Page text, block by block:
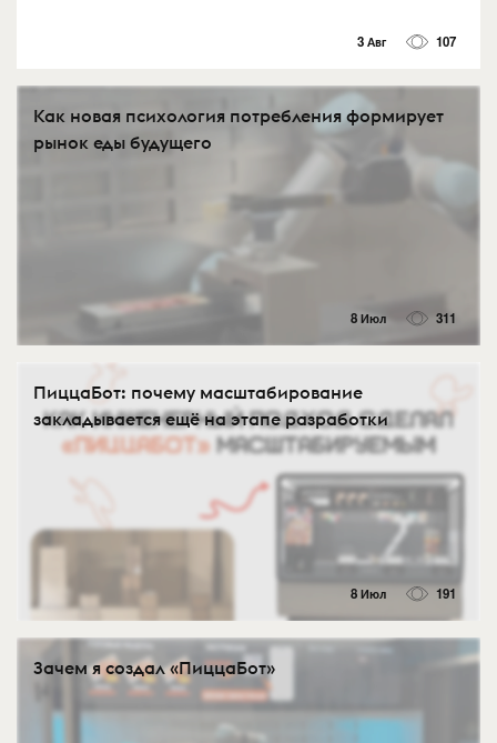
3 Авг 107
Как новая психология потребления формирует
рынок еды будущего
8 Июл 311
ПиццаБот: почему масштабирование
закладывается ещё на этапе разработки
8 Июл 191
Зачем я создал «ПиццаБот»